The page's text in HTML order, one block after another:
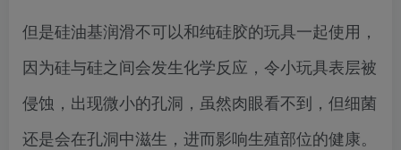
但是硅油基润滑不可以和纯硅胶的玩具一起使用，
因为硅与硅之间会发生化学反应，令小玩具表层被
侵蚀，出现微小的孔洞，虽然肉眼看不到，但细菌
还是会在孔洞中滋生，进而影响生殖部位的健康。